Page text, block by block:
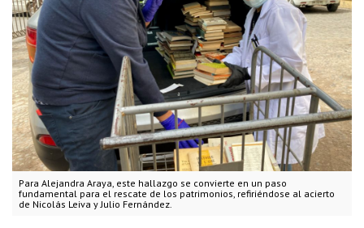
Para Alejandra Araya, este hallazgo se convierte en un paso
fundamental para el rescate de los patrimonios, refiriéndose al acierto
de Nicolás Leiva y Julio Fernández.